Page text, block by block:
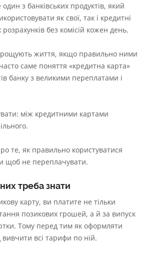
з банківських продуктів, який
як свої, так і кредитні
без комісій кожен день.
життя, якщо правильно ними
саме поняття «кредитна карта»
банку з великими переплатами і
між кредитними картами
те, як правильно користуватися
щоб не переплачувати.
треба знати
карту, ви платите не тільки
позикових грошей, а й за випуск
Тому перед тим як оформляти
вивчити всі тарифи по ній.